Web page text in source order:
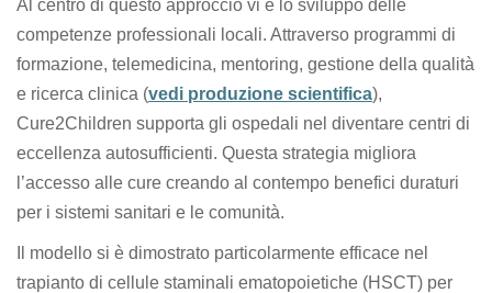
Al centro di questo approccio vi è lo sviluppo delle
competenze professionali locali. Attraverso programmi di
formazione, telemedicina, mentoring, gestione della qualità
e ricerca clinica (vedi produzione scientifica),
Cure2Children supporta gli ospedali nel diventare centri di
eccellenza autosufficienti. Questa strategia migliora
l’accesso alle cure creando al contempo benefici duraturi
per i sistemi sanitari e le comunità.
Il modello si è dimostrato particolarmente efficace nel
trapianto di cellule staminali ematopoietiche (HSCT) per